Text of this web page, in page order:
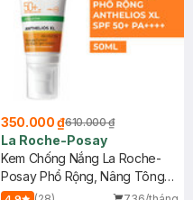
350.000 ₫610.000 ₫
La Roche-Posay
Kem Chống Nắng La Roche-
Posay Phổ Rộng, Nâng Tông
Kiềm Dầu 50ml